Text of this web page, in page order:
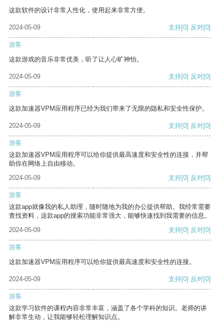
这款软件的设计非常人性化，使用起来非常方便。
2024-05-09 支持[0] 反对[0]
游客
这款游戏的音乐非常优美，听了让人心旷神怡。
2024-05-09 支持[0] 反对[0]
游客
这款加速器VPM应用程序已经为我们带来了无限的隐私和安全性保护。
2024-05-09 支持[0] 反对[0]
游客
这款加速器VPM应用程序可以给你提供最高速度和安全性的连接，并帮
助你在网络上自由移动。
2024-05-09
支持[0] 反对[0]
游客
这款app就像我的私人助理，随时随地为我的办公提供帮助。我经常需要
查找资料，这款app的搜索功能非常强大，能够快速找到我需要的信息。
2024-05-09
支持[0] 反对[0]
游客
这款加速器VPM应用程序可以给你提供最高速度和安全性的连接。
2024-05-09 支持[0] 反对[0]
游客
这款学习软件的课程内容非常丰富，涵盖了各个学科的知识。老师的讲
解非常生动，让我能够轻松理解知识点。